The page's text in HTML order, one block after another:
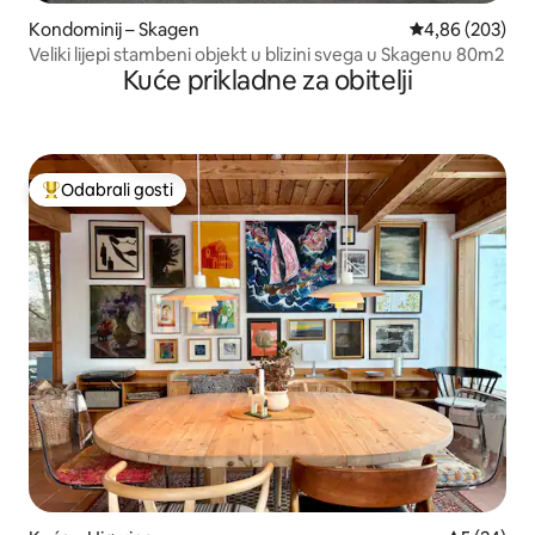
Kondominij – Skagen Prosječna
4,86 (203)
Veliki lijepi stambeni objekt u blizini svega u Skagenu 80m2
Kuće prikladne za obitelji
Među najviše rangiranima s oznakom „Odabrali gosti”
Odabrali gosti